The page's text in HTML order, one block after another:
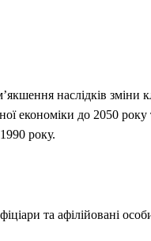
наслідків зміни
економіки до 2050
року.
та афілійовані